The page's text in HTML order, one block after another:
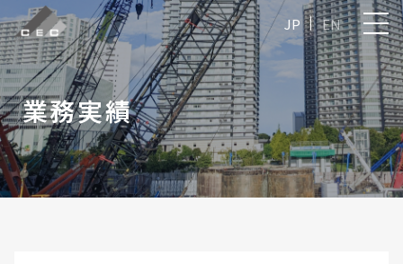
EN
JP
業務実績